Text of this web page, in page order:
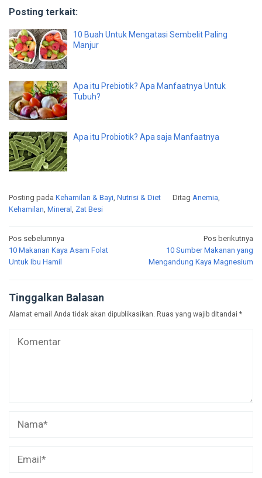
Posting terkait:
10 Buah Untuk Mengatasi Sembelit Paling
Manjur
Apa itu Prebiotik? Apa Manfaatnya Untuk
Tubuh?
Apa itu Probiotik? Apa saja Manfaatnya
Posting pada Kehamilan & Bayi Nutrisi & Diet Ditag Anemia
Kehamilan Mineral Zat Besi
Navigasi
pos
Pos sebelumnya
10 Makanan Kaya Asam Folat
Untuk Ibu Hamil
Pos berikutnya
10 Sumber Makanan yang
Mengandung Kaya Magnesium
Tinggalkan Balasan
Alamat email Anda tidak akan dipublikasikan. Ruas yang wajib ditandai *